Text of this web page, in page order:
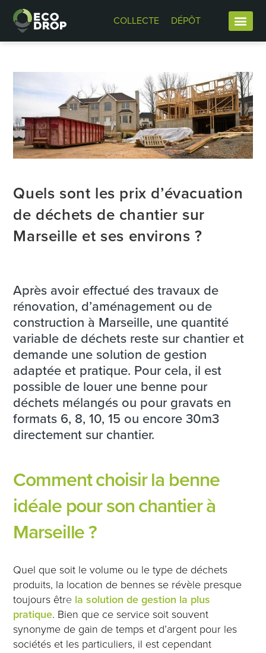
COLLECTE DÉPÔT
Quels sont les prix d’évacuation
de déchets de chantier sur
Marseille et ses environs ?
Après avoir effectué des travaux de
rénovation, d’aménagement ou de
construction à Marseille, une quantité
variable de déchets reste sur chantier et
demande une solution de gestion
adaptée et pratique. Pour cela, il est
possible de louer une benne pour
déchets mélangés ou pour gravats en
formats 6, 8, 10, 15 ou encore 30m3
directement sur chantier.
Comment choisir la benne
idéale pour son chantier à
Marseille ?
Quel que soit le volume ou le type de déchets
produits, la location de bennes se révèle presque
toujours être la solution de gestion la plus
pratique. Bien que ce service soit souvent
synonyme de gain de temps et d’argent pour les
sociétés et les particuliers, il est cependant